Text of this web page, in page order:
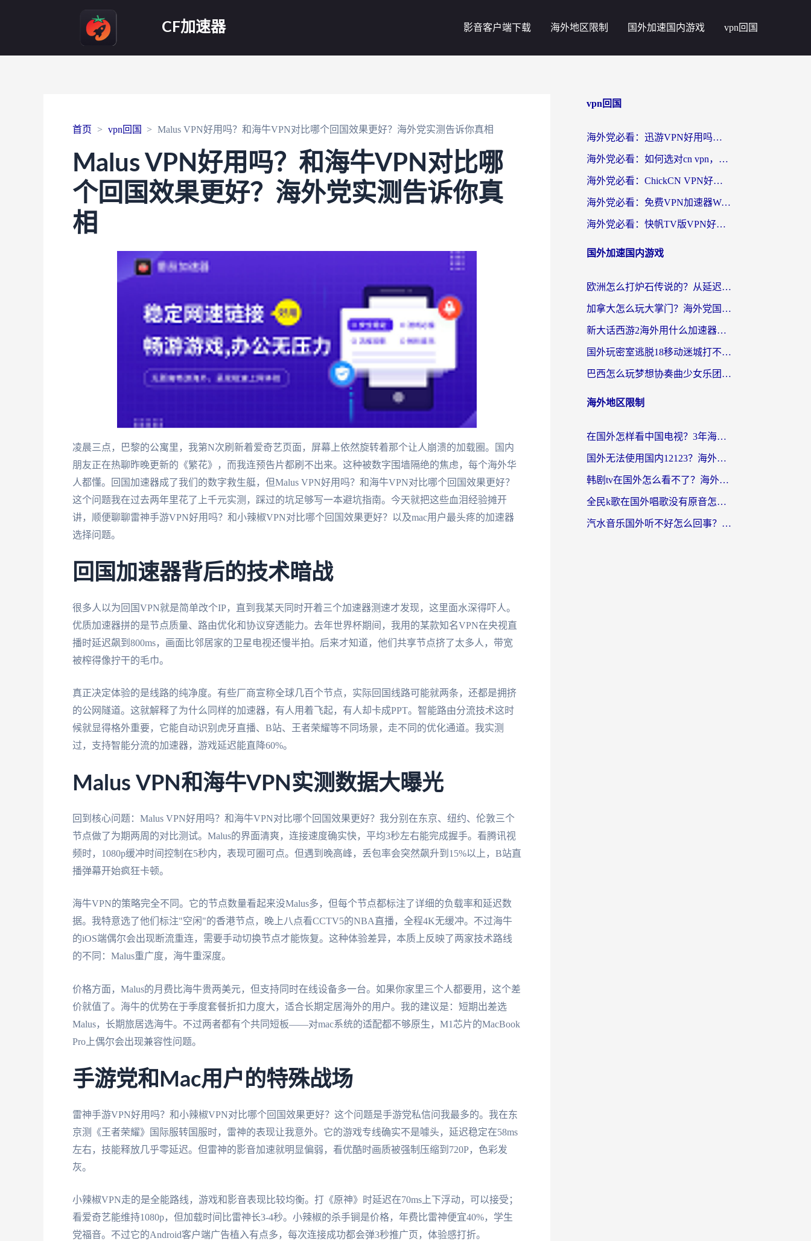
CF加速器 影音客户端下载 海外地区限制 国外加速国内游戏 vpn回国
首页 vpn回国 Malus VPN好用吗？和海牛VPN对比哪个回国效果更好？海外党实测告诉你真相
Malus VPN好用吗？和海牛VPN对比哪
个回国效果更好？海外党实测告诉你真
相
凌晨三点，巴黎的公寓里，我第N次刷新着爱奇艺页面，屏幕上依然旋转着那个让人崩溃的加载圈。国内
朋友正在热聊昨晚更新的《繁花》，而我连预告片都刷不出来。这种被数字围墙隔绝的焦虑，每个海外华
人都懂。回国加速器成了我们的数字救生艇，但Malus VPN好用吗？和海牛VPN对比哪个回国效果更好？
这个问题我在过去两年里花了上千元实测，踩过的坑足够写一本避坑指南。今天就把这些血泪经验摊开
讲，顺便聊聊雷神手游VPN好用吗？和小辣椒VPN对比哪个回国效果更好？以及mac用户最头疼的加速器
选择问题。
回国加速器背后的技术暗战
很多人以为回国VPN就是简单改个IP，直到我某天同时开着三个加速器测速才发现，这里面水深得吓人。
优质加速器拼的是节点质量、路由优化和协议穿透能力。去年世界杯期间，我用的某款知名VPN在央视直
播时延迟飙到800ms，画面比邻居家的卫星电视还慢半拍。后来才知道，他们共享节点挤了太多人，带宽
被榨得像拧干的毛巾。
真正决定体验的是线路的纯净度。有些厂商宣称全球几百个节点，实际回国线路可能就两条，还都是拥挤
的公网隧道。这就解释了为什么同样的加速器，有人用着飞起，有人却卡成PPT。智能路由分流技术这时
候就显得格外重要，它能自动识别虎牙直播、B站、王者荣耀等不同场景，走不同的优化通道。我实测
过，支持智能分流的加速器，游戏延迟能直降60%。
Malus VPN和海牛VPN实测数据大曝光
回到核心问题：Malus VPN好用吗？和海牛VPN对比哪个回国效果更好？我分别在东京、纽约、伦敦三个
节点做了为期两周的对比测试。Malus的界面清爽，连接速度确实快，平均3秒左右能完成握手。看腾讯视
频时，1080p缓冲时间控制在5秒内，表现可圈可点。但遇到晚高峰，丢包率会突然飙升到15%以上，B站直
播弹幕开始疯狂卡顿。
海牛VPN的策略完全不同。它的节点数量看起来没Malus多，但每个节点都标注了详细的负载率和延迟数
据。我特意选了他们标注"空闲"的香港节点，晚上八点看CCTV5的NBA直播，全程4K无缓冲。不过海牛
的iOS端偶尔会出现断流重连，需要手动切换节点才能恢复。这种体验差异，本质上反映了两家技术路线
的不同：Malus重广度，海牛重深度。
价格方面，Malus的月费比海牛贵两美元，但支持同时在线设备多一台。如果你家里三个人都要用，这个差
价就值了。海牛的优势在于季度套餐折扣力度大，适合长期定居海外的用户。我的建议是：短期出差选
Malus，长期旅居选海牛。不过两者都有个共同短板——对mac系统的适配都不够原生，M1芯片的MacBook
Pro上偶尔会出现兼容性问题。
手游党和Mac用户的特殊战场
雷神手游VPN好用吗？和小辣椒VPN对比哪个回国效果更好？这个问题是手游党私信问我最多的。我在东
京测《王者荣耀》国际服转国服时，雷神的表现让我意外。它的游戏专线确实不是噱头，延迟稳定在58ms
左右，技能释放几乎零延迟。但雷神的影音加速就明显偏弱，看优酷时画质被强制压缩到720P，色彩发
灰。
小辣椒VPN走的是全能路线，游戏和影音表现比较均衡。打《原神》时延迟在70ms上下浮动，可以接受；
看爱奇艺能维持1080p，但加载时间比雷神长3-4秒。小辣椒的杀手锏是价格，年费比雷神便宜40%，学生
党福音。不过它的Android客户端广告植入有点多，每次连接成功都会弹3秒推广页，体验感打折。
vpn回国
海外党必看：迅游VPN好用吗？和番茄加速器VPN对比哪个回国效果更好？
海外党必看：如何选对cn vpn，轻松解锁国内影音游戏？
海外党必看：ChickCN VPN好用吗？和星河VPN对比哪个回国效果更好？附真实体验+避坑指南
海外党必看：免费VPN加速器Windows版怎么选？附真实测评与无缝访问国内资源指南
海外党必看：快帆TV版VPN好用吗？和hi龟龟VPN对比哪个回国效果更好？附免费加速器选择指南
国外加速国内游戏
欧洲怎么打炉石传说的？从延迟999到丝滑上分，我找到了靠谱加速器
加拿大怎么玩大掌门？海外党国服游戏加速避坑指南（附实用工具推荐）
新大话西游2海外用什么加速器登录？老玩家亲测有效的国服游戏加速指南
国外玩密室逃脱18移动迷城打不开怎么办？海外玩家亲测有效的解决指南
巴西怎么玩梦想协奏曲少女乐团派对？海外党必看的国服游戏加速全攻略（附波兰天涯明月刀实用技巧）
海外地区限制
在国外怎样看中国电视？3年海外党亲测有效的追剧加速器指南
国外无法使用国内12123？海外华人必看：选对回国加速器，解决迪拜语音+12123访问难题
韩剧tv在国外怎么看不了？海外党追剧自由的终极解决方案来了
全民k歌在国外唱歌没有原音怎么办？别让地域限制毁了你的麦霸时刻
汽水音乐国外听不好怎么回事？海外党亲测有效的回国加速方案来了